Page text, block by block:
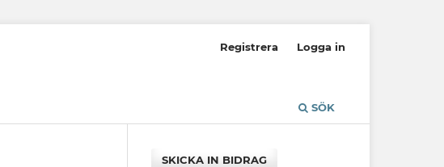
SÖK
Registrera Logga in
SKICKA IN BIDRAG